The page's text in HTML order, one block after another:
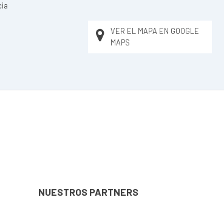
VER EL MAPA EN GOOGLE
MAPS
NUESTROS PARTNERS